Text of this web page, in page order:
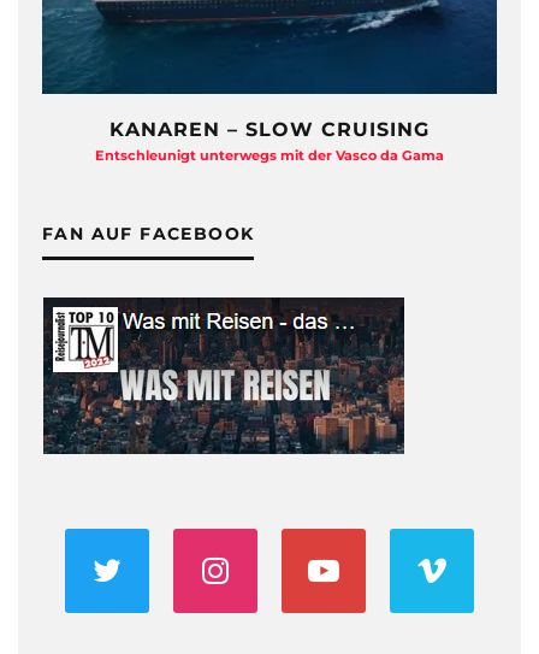
KANAREN – SLOW CRUISING
Entschleunigt unterwegs mit der Vasco da Gama
FAN AUF FACEBOOK